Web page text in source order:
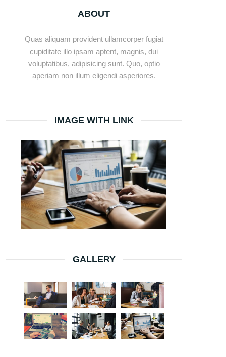
ABOUT
Quas aliquam provident ullamcorper fugiat
cupiditate illo ipsam aptent, magnis, dui
voluptatibus, adipisicing sunt. Quo, optio
aperiam non illum eligendi asperiores.
IMAGE WITH LINK
GALLERY